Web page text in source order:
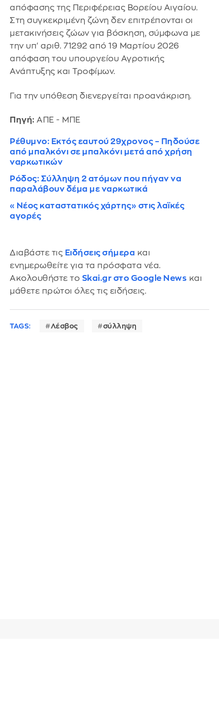
απόφασης της Περιφέρειας Βορείου Αιγαίου.
Στη συγκεκριμένη ζώνη δεν επιτρέπονται οι
μετακινήσεις ζώων για βόσκηση, σύμφωνα με
την υπ' αριθ. 71292 από 19 Μαρτίου 2026
απόφαση του υπουργείου Αγροτικής
Ανάπτυξης και Τροφίμων.
Για την υπόθεση διενεργείται προανάκριση.
Πηγή: ΑΠΕ - ΜΠΕ
Ρέθυμνο: Εκτός εαυτού 29χρονος – Πηδούσε
από μπαλκόνι σε μπαλκόνι μετά από χρήση
ναρκωτικών
Ρόδος: Σύλληψη 2 ατόμων που πήγαν να
παραλάβουν δέμα με ναρκωτικά
«Νέος καταστατικός χάρτης» στις λαϊκές
αγορές
Διαβάστε τις Ειδήσεις σήμερα και
ενημερωθείτε για τα πρόσφατα νέα.
Ακολουθήστε το Skai.gr στο Google News και
μάθετε πρώτοι όλες τις ειδήσεις.
TAGS: Λέσβος σύλληψη